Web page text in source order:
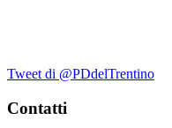
Tweet di @PDdelTrentino
Contatti